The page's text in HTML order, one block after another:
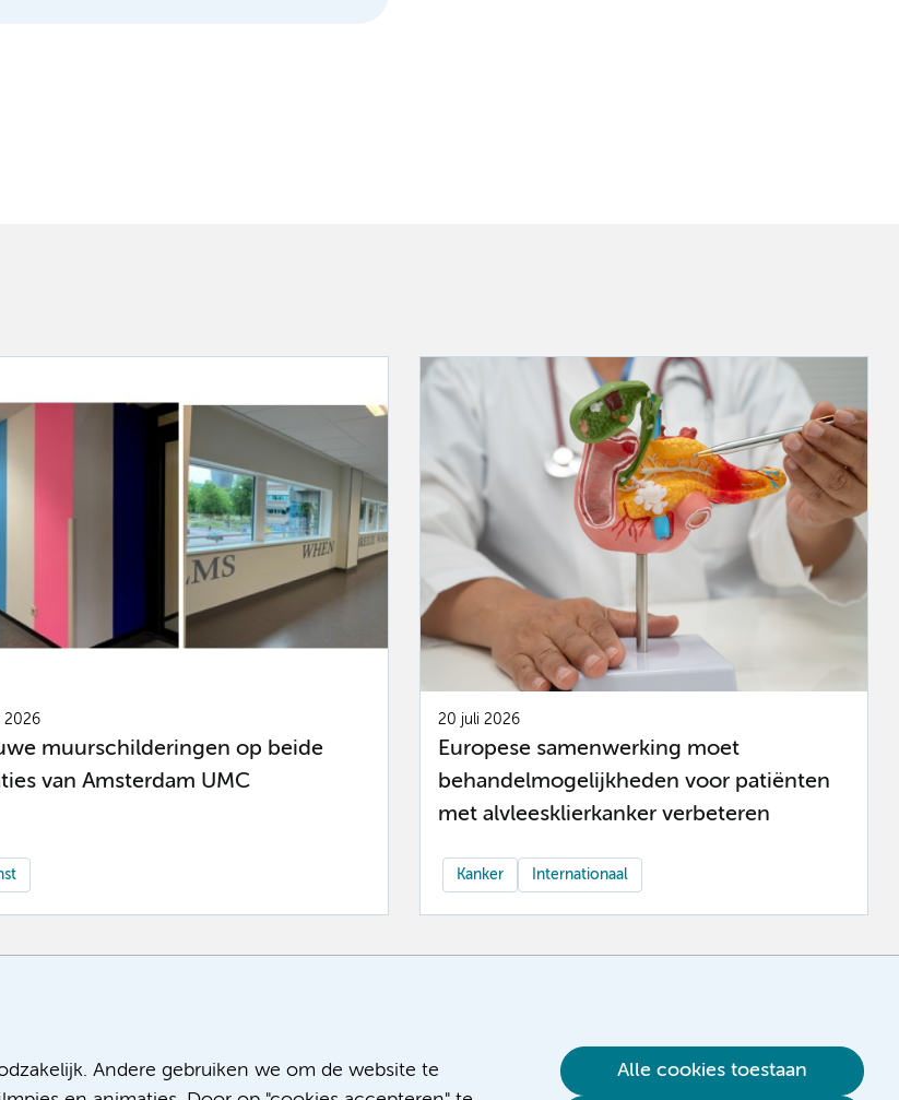
Andere gebruiken we om de website te
Alle cookies toestaan
2026
muurschilderingen op beide
van Amsterdam UMC
20 juli 2026
Europese samenwerking moet
behandelmogelijkheden voor patiënten
met alvleesklierkanker verbeteren
Kanker Internationaal